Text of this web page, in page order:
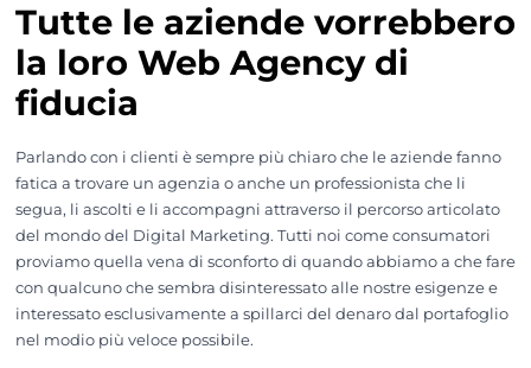
Tutte le aziende vorrebbero
la loro Web Agency di
fiducia
Parlando con i clienti è sempre più chiaro che le aziende fanno
fatica a trovare un agenzia o anche un professionista che li
segua, li ascolti e li accompagni attraverso il percorso articolato
del mondo del Digital Marketing. Tutti noi come consumatori
proviamo quella vena di sconforto di quando abbiamo a che fare
con qualcuno che sembra disinteressato alle nostre esigenze e
interessato esclusivamente a spillarci del denaro dal portafoglio
nel modio più veloce possibile.